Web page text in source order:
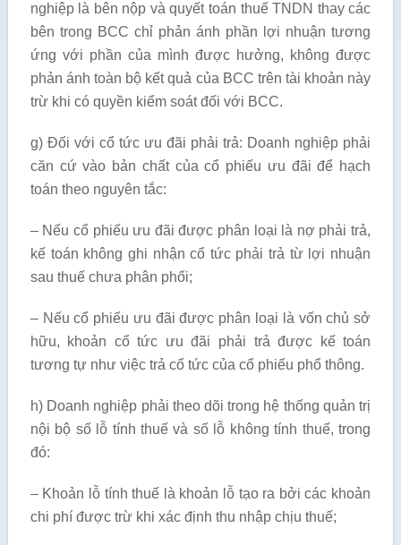
nghiệp là bên nộp và quyết toán thuế TNDN thay các
bên trong BCC chỉ phản ánh phần lợi nhuận tương
ứng với phần của mình được hưởng, không được
phản ánh toàn bộ kết quả của BCC trên tài khoản này
trừ khi có quyền kiểm soát đối với BCC.
g) Đối với cổ tức ưu đãi phải trả: Doanh nghiệp phải
căn cứ vào bản chất của cổ phiếu ưu đãi để hạch
toán theo nguyên tắc:
– Nếu cổ phiếu ưu đãi được phân loại là nợ phải trả,
kế toán không ghi nhận cổ tức phải trả từ lợi nhuận
sau thuế chưa phân phối;
– Nếu cổ phiếu ưu đãi được phân loại là vốn chủ sở
hữu, khoản cổ tức ưu đãi phải trả được kế toán
tương tự như việc trả cổ tức của cổ phiếu phổ thông.
h) Doanh nghiệp phải theo dõi trong hệ thống quản trị
nội bộ số lỗ tính thuế và số lỗ không tính thuế, trong
đó:
– Khoản lỗ tính thuế là khoản lỗ tạo ra bởi các khoản
chi phí được trừ khi xác định thu nhập chịu thuế;